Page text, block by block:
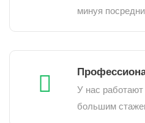
минуя
У нас
большим